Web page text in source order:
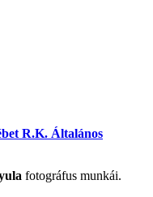
R.K. Általános
fotográfus munkái.